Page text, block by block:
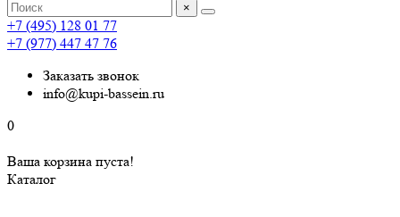
×
+7 (495) 128 01 77
+7 (977) 447 47 76
Заказать звонок
info@kupi-bassein.ru
0
Ваша корзина пуста!
Каталог